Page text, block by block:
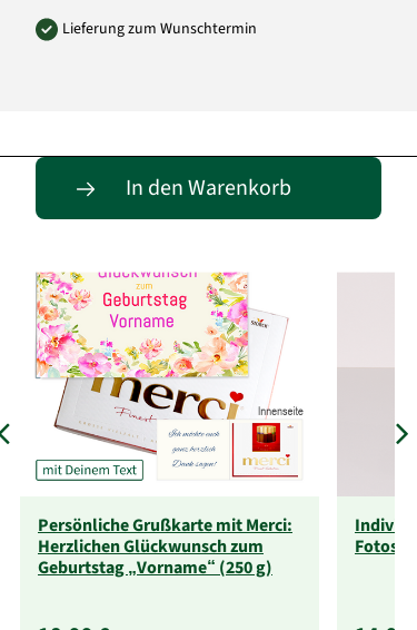
Lieferung zum Wunschtermin
In den Warenkorb
Passende Alternativen
Persönliche Grußkarte mit Merci:
Herzlichen Glückwunsch zum
Geburtstag „Vorname“ (250 g)
Fotos)